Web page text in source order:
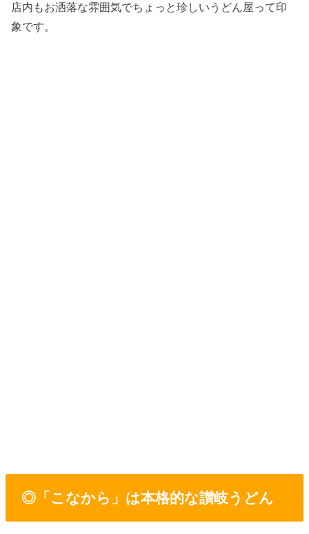
店内もお洒落な雰囲気でちょっと珍しいうどん屋って印
象です。
◎「こなから」は本格的な讃岐うどん